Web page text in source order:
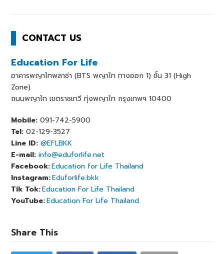
CONTACT US
Education For Life
อาคารพญาไทพลาซ่า (BTS พญาไท ทางออก 1) ชั้น 31 (High
Zone)
ถนนพญาไท เขตราชเทวี ทุ่งพญาไท กรุงเทพฯ 10400
Mobile: 091-742-5900
Tel: 02-129-3527
Line ID: @EFLBKK
E-mail: info@eduforlife.net
Facebook:Education for Life Thailand
Instagram:Eduforlife.bkk
Tik Tok:Education For Life Thailand
YouTube:Education For Life Thailand
Share This